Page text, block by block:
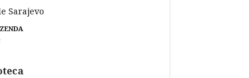
Sarajevo